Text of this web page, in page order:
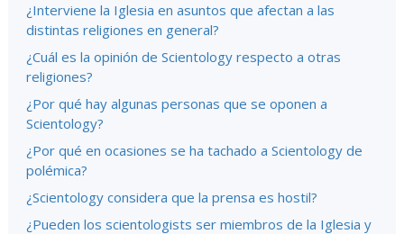
¿Interviene la Iglesia en asuntos que afectan a las
distintas religiones en general?
¿Cuál es la opinión de Scientology respecto a otras
religiones?
¿Por qué hay algunas personas que se oponen a
Scientology?
¿Por qué en ocasiones se ha tachado a Scientology de
polémica?
¿Scientology considera que la prensa es hostil?
¿Pueden los scientologists ser miembros de la Iglesia y